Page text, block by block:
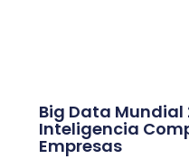
Big Data Mundial
Inteligencia
Empresas